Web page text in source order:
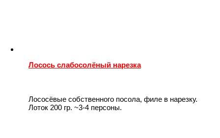
Лосось слабосолёный нарезка
Лососёвые собственного посола, филе в нарезку.
Лоток 200 гр. ~3-4 персоны.